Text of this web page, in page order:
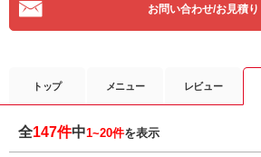
お問い合わせ/お見積り
トップ メニュー レビュー
全147件中1~20件を表示